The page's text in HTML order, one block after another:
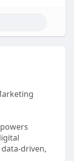
driven,